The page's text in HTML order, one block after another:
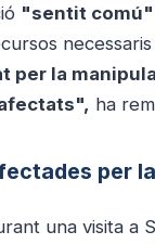
"sentit comú"
la
ha
per
una visita a